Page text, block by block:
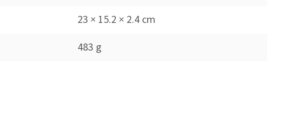
23 × 15.2 × 2.4 cm
483 g